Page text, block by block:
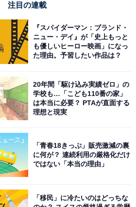
7位までのランキング結果を見る
注目の連載
『スパイダーマン：ブランド・
ニュー・デイ』が「史上もっと
も優しいヒーロー映画」になっ
た理由。予習したい作品は？
20年間「駆け込み実績ゼロ」の
学校も…「こども110番の家」
は本当に必要？ PTAが直面する
理想と現実
「青春18きっぷ」販売激減の裏
に何が？ 連続利用の厳格化だけ
ではない「本当の理由」
「移民」に冷たいのはどっちな